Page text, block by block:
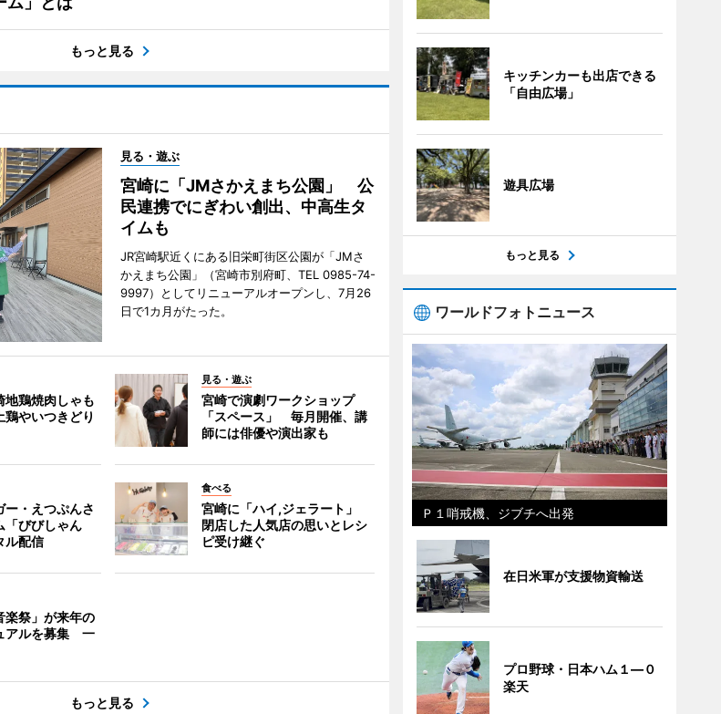
もっと見る
見る・遊ぶ
宮崎に「JMさかえまち公園」 公
民連携でにぎわい創出、中高生タ
イムも
JR宮崎駅近くにある旧栄町街区公園が「JMさ
かえまち公園」（宮崎市別府町、TEL 0985-74-
9997）としてリニューアルオープンし、7月26
日で1カ月がたった。
地鶏焼肉しゃも
やいつきどり
見る・遊ぶ
宮崎で演劇ワークショップ
「スペース」 毎月開催、講
師には俳優や演出家も
ー・えつぷんさ
「びびしゃん
ル配信
食べる
宮崎に「ハイ,ジェラート」
閉店した人気店の思いとレシ
ピ受け継ぐ
楽祭」が来年の
アルを募集 一
もっと見る
キッチンカーも出店できる
「自由広場」
遊具広場
もっと見る
ワールドフォトニュース
Ｐ１哨戒機、ジブチへ出発
在日米軍が支援物資輸送
プロ野球・日本ハム１―０
楽天